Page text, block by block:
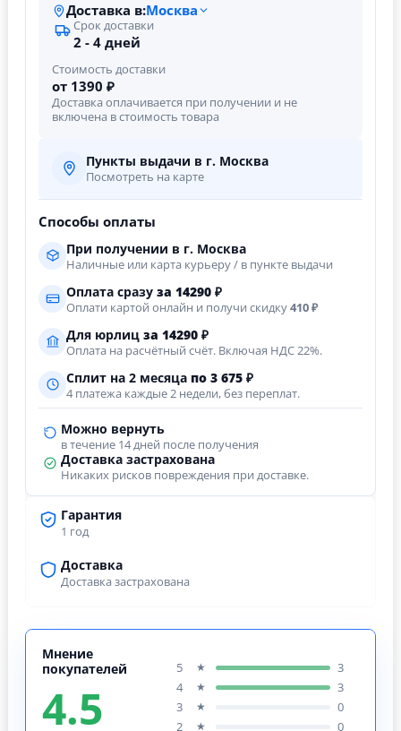
Гарантия
1 год
Доставка
Доставка застрахована
Доставка в:Москва
Срок доставки
2 - 4 дней
Стоимость доставки
от 1390 ₽
Доставка оплачивается при получении и не
включена в стоимость товара
Пункты выдачи в г. Москва
Посмотреть на карте
Способы оплаты
При получении в г. Москва
Наличные или карта курьеру / в пункте выдачи
Оплата сразу за 14290 ₽
Оплати картой онлайн и получи скидку410 ₽
Для юрлиц за 14290 ₽
Оплата на расчётный счёт. Включая НДС 22%.
Сплит на 2 месяца по 3 675 ₽
4 платежа каждые 2 недели, без переплат.
Можно вернуть
в течение 14 дней после получения
Доставка застрахована
Никаких рисков повреждения при доставке.
Мнение
покупателей
4.5
5 ★
3
4
★
3
3
★
0
2
★
0